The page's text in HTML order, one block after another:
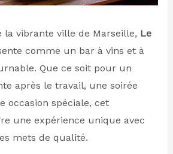
vibrante ville de Marseille, Le
comme un bar à vins et à
Que ce soit pour un
après le travail, une soirée
occasion spéciale, cet
une expérience unique avec
mets de qualité.